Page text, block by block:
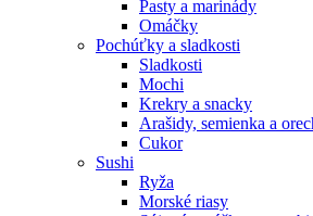
Pasty a marinády
Omáčky
Pochúťky a sladkosti
Sladkosti
Mochi
Krekry a snacky
Arašidy, semienka a
Cukor
Sushi
Ryža
Morské riasy